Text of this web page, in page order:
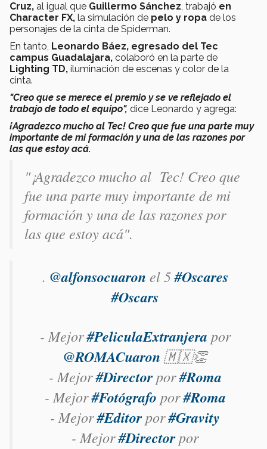
Cruz, al igual que Guillermo Sánchez, trabajó en
Character FX, la simulación de pelo y ropa de los
personajes de la cinta de Spiderman.
En tanto, Leonardo Báez, egresado del Tec
campus Guadalajara, colaboró en la parte de
Lighting TD, iluminación de escenas y color de la
cinta.
"Creo que se merece el premio y se ve reflejado el
trabajo de todo el equipo", dice Leonardo y agrega:
¡Agradezco mucho al Tec! Creo que fue una parte muy
importante de mi formación y una de las razones por
las que estoy acá.
"¡Agradezco mucho al Tec! Creo que
fue una parte muy importante de mi
formación y una de las razones por
las que estoy acá".
. @alfonsocuaron el 5#Oscares
#Oscars
- Mejor#PeliculaExtranjera por
@ROMACuaron 🇲🇽👏
- Mejor#Directorpor#Roma
- Mejor#Fotógrafo por#Roma
- Mejor#Editorpor#Gravity
- Mejor#Directorpor